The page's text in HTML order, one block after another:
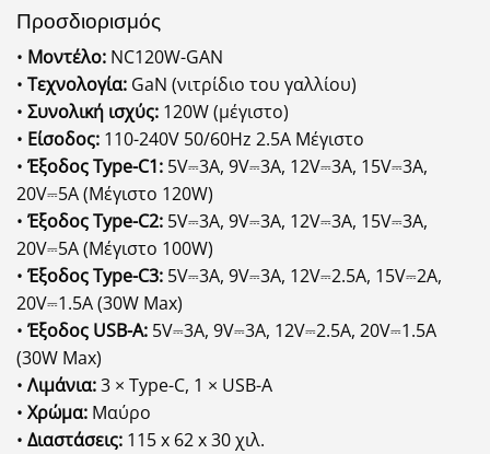
Προσδιορισμός
• Μοντέλο: NC120W-GAN
• Τεχνολογία: GaN (νιτρίδιο του γαλλίου)
• Συνολική ισχύς: 120W (μέγιστο)
• Είσοδος: 110-240V 50/60Hz 2.5A Μέγιστο
• Έξοδος Type-C1: 5V⎓3A, 9V⎓3A, 12V⎓3A, 15V⎓3A,
20V⎓5A (Μέγιστο 120W)
• Έξοδος Type-C2: 5V⎓3A, 9V⎓3A, 12V⎓3A, 15V⎓3A,
20V⎓5A (Μέγιστο 100W)
• Έξοδος Type-C3: 5V⎓3A, 9V⎓3A, 12V⎓2.5A, 15V⎓2A,
20V⎓1.5A (30W Max)
• Έξοδος USB-A: 5V⎓3A, 9V⎓3A, 12V⎓2.5A, 20V⎓1.5A
(30W Max)
• Λιμάνια:3 × Type-C, 1 × USB-A
• Χρώμα: Μαύρο
• Διαστάσεις: 115 x 62 x 30 χιλ.